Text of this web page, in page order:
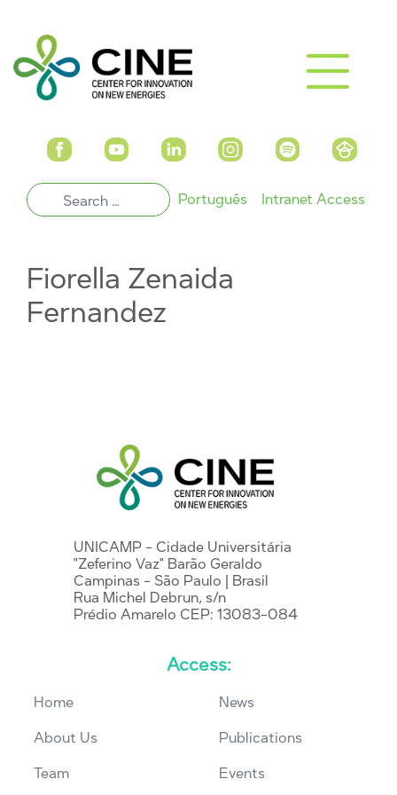
Português Intranet Access
Fiorella Zenaida
Fernandez
UNICAMP - Cidade Universitária
"Zeferino Vaz" Barão Geraldo
Campinas - São Paulo | Brasil
Rua Michel Debrun, s/n
Prédio Amarelo CEP: 13083-084
Access:
Home
About Us
Team
News
Publications
Events